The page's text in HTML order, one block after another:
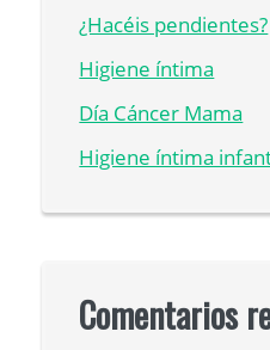
¿Hacéis pendientes?
Higiene íntima
Día Cáncer Mama
Higiene íntima
Comentarios